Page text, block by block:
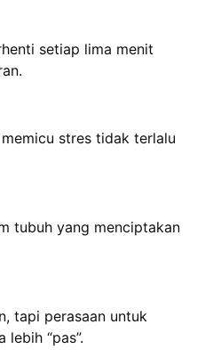
setiap lima menit
stres tidak terlalu
tubuh yang menciptakan
tapi perasaan untuk
“pas”.